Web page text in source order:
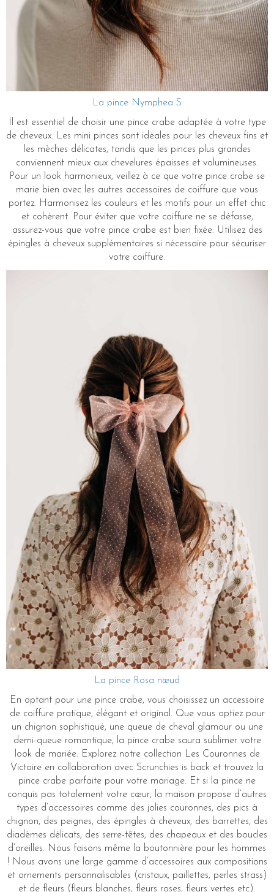
La pince Nymphea S
Il est essentiel de choisir une pince crabe adaptée à votre type
de cheveux. Les mini pinces sont idéales pour les cheveux fins et
les mèches délicates, tandis que les pinces plus grandes
conviennent mieux aux chevelures épaisses et volumineuses.
Pour un look harmonieux, veillez à ce que votre pince crabe se
marie bien avec les autres accessoires de coiffure que vous
portez. Harmonisez les couleurs et les motifs pour un effet chic
et cohérent. Pour éviter que votre coiffure ne se défasse,
assurez-vous que votre pince crabe est bien fixée. Utilisez des
épingles à cheveux supplémentaires si nécessaire pour sécuriser
votre coiffure.
La pince Rosa nœud
En optant pour une pince crabe, vous choisissez un accessoire
de coiffure pratique, élégant et original. Que vous optiez pour
un chignon sophistiqué, une queue de cheval glamour ou une
demi-queue romantique, la pince crabe saura sublimer votre
look de mariée. Explorez notre collection Les Couronnes de
Victoire en collaboration avec Scrunchies is back et trouvez la
pince crabe parfaite pour votre mariage. Et si la pince ne
conquis pas totalement votre cœur, la maison propose d’autres
types d’accessoires comme des jolies couronnes, des pics à
chignon, des peignes, des épingles à cheveux, des barrettes, des
diadèmes délicats, des serre-têtes, des chapeaux et des boucles
d’oreilles. Nous faisons même la boutonnière pour les hommes
! Nous avons une large gamme d’accessoires aux compositions
et ornements personnalisables (cristaux, paillettes, perles strass)
et de fleurs (fleurs blanches, fleurs roses, fleurs vertes etc).